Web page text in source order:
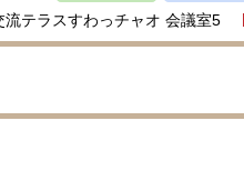
流テラスすわっチャオ 会議室5